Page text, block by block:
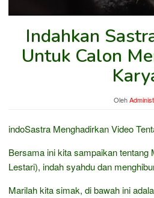
Indahkan
Untuk Calon
Oleh
indoSastra Menghadirkan Video
Bersama ini kita sampaikan
Lestari), indah syahdu dan
Marilah kita simak, di bawah ini